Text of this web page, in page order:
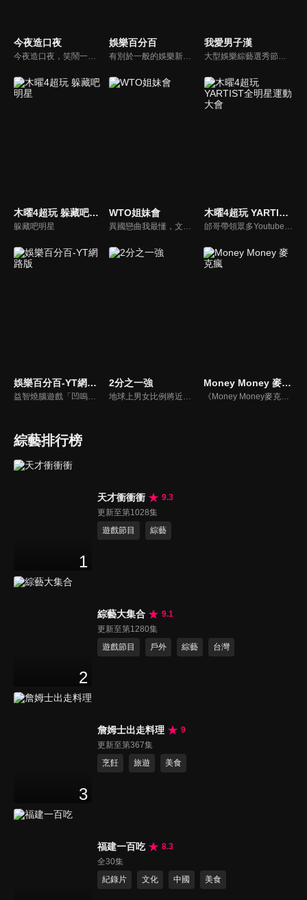
今夜造口夜
今夜造口夜，笑鬧一整夜。以網路自製嘲諷節目走紅、在網路擁有廣大支持群眾和影響力的主播「視網膜」，藉此一揉合綜藝與喜劇之談話性節目，帶觀眾以輕鬆之方式，瞭解時下最熱門、最能引起共鳴的社會議題、現象和人物。 多元的切入角度、最輕鬆易懂的議題剖析、言論尺度不設限！
娛樂百分百
有別於一般的娛樂新聞播報，透過遊戲、粉絲互動認識大明星們的真性情，歌唱單元讓你享受歌手們天籟般的歌聲，各式專題報導是為最佳懶人包，掌握最新娛樂動態，求新求變的節目單元刺激你的感官、滿足你的視覺，帶給你滿滿的歡笑，洗去整日的疲憊！
我愛男子漢
大型娛樂綜藝選秀節目《我愛男子漢》強勢登場！打造全新華語男子團體！各個參賽者無不卯足全力，使出看家本領只為登上夢想殿堂！為了擄獲評審芳心，哪些參賽者會使出意想不到的絕招呢？獨家精彩內容搶先看，想知道有什麼大來賓大駕光臨？想知道有那些爆笑互動內容？
木曜4超玩 躲藏吧明星
躲藏吧明星
WTO姐妹會
異國戀曲我最懂，文化衝擊大不同！到底新住民怎麼看台灣？讓我們與主持人和來自世界各地的外國朋友，一起聊聊不同國家文化差異、衝擊、風俗、語言學習經驗、婚姻生活等。
木曜4超玩 YARTIST全明星運動大會
邰哥帶領眾多Youtuber舉辦運動會，全部人都動起來！木曜4超玩傾盡全力全新大型力作，集結YARTIST一同揮灑汗水爭取榮譽！
娛樂百分百-YT網路版
益智燒腦遊戲「凹嗚狼人殺」激發你的邏輯推理能力，偶像巨星雲集，全球娛樂資訊，一手掌握不脫節！2025全新升級改版，盡在《娛樂百分百-YT網路版》！
2分之一強
地球上男女比例將近一比一，也就是有二分之一的女人。我們認為新世代的女人不論在能力、經濟、教育、工作上都不輸男人，這些獨立自主的女人早已撐起半邊天，她們有自己的價值觀和感情觀，我們稱她們是『二分之一強』。
Money Money 麥克瘋
《Money Money麥克瘋》節目強調不比音準、不比音色，也不比外型、外貌、氣質、長相等如何，只強調只要歌詞記得牢，就可以參加比賽。
綜藝排行榜
1
天才衝衝衝
9.3
更新至第1028集
遊戲節目
綜藝
2
綜藝大集合
9.1
更新至第1280集
遊戲節目
戶外 綜藝 台灣
3
詹姆士出走料理
9
更新至第367集
烹飪
旅遊 美食
福建一百吃
8.3
全30集
紀錄片
文化 中國 美食